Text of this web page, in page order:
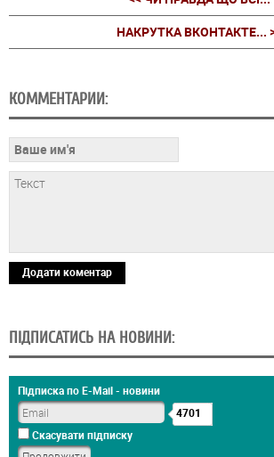
НАКРУТКА ВКОНТАКТЕ...
КОММЕНТАРИИ:
Додати коментар
ПІДПИСАТИСЬ НА НОВИНИ:
Підписка по E-Mail - новини
4701
Скасувати підписку